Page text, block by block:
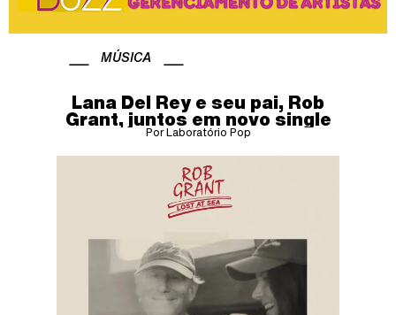
MÚSICA
Lana Del Rey e seu pai, Rob
Grant, juntos em novo single
Por Laboratório Pop